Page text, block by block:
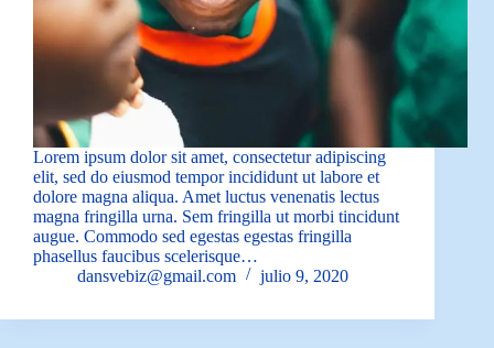
Lorem ipsum dolor sit amet, consectetur adipiscing
elit, sed do eiusmod tempor incididunt ut labore et
dolore magna aliqua. Amet luctus venenatis lectus
magna fringilla urna. Sem fringilla ut morbi tincidunt
augue. Commodo sed egestas egestas fringilla
phasellus faucibus scelerisque…
dansvebiz@gmail.com
julio 9, 2020